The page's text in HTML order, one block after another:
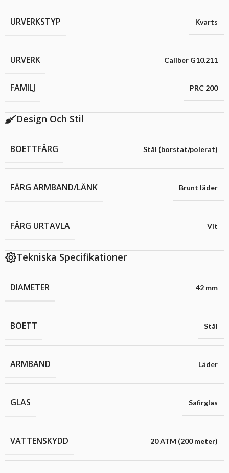
URVERKSTYP Kvarts
URVERK Caliber G10.211
FAMILJ PRC 200
Design Och Stil
BOETTFÄRG Stål (borstat/polerat)
FÄRG ARMBAND/LÄNK Brunt läder
FÄRG URTAVLA Vit
Tekniska Specifikationer
DIAMETER 42 mm
BOETT Stål
ARMBAND Läder
GLAS Safirglas
VATTENSKYDD 20 ATM (200 meter)